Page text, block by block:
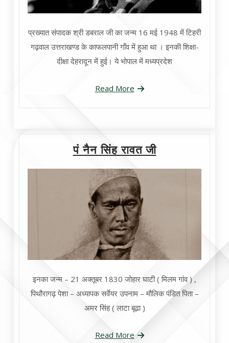
प्रख्यात संपादक श्री डबराल जी का जन्म 16 मई 1948 में टिहरी
गढ़वाल उत्तराखण्ड के काफलपानी गाँव में हुआ था । इनकी शिक्षा-
दीक्षा देहरादून में हुई। ये भोपाल में मध्यप्रदेश
Read More
पं नैन सिंह रावत जी
इनका जन्म – 21 अक्तूबर 1830 जोहार घाटी ( मिलम गांव ) ,
पिथौरागढ़ पेशा – अध्यापक सर्वेयर उपनाम – मौलिक पंडित पिता –
अमर सिंह ( लाटा बूढा )
Read More